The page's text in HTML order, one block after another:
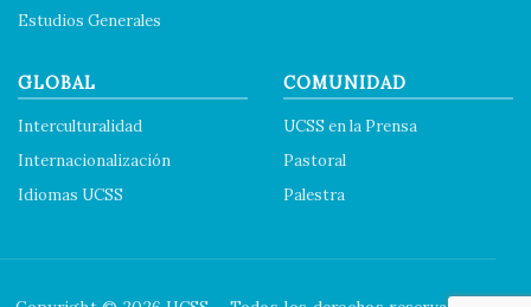
Estudios Generales
GLOBAL
Interculturalidad
Internacionalización
Idiomas UCSS
COMUNIDAD
UCSS en la Prensa
Pastoral
Palestra